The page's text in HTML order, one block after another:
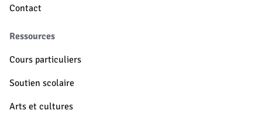
Contact
Ressources
Cours particuliers
Soutien scolaire
Arts et cultures